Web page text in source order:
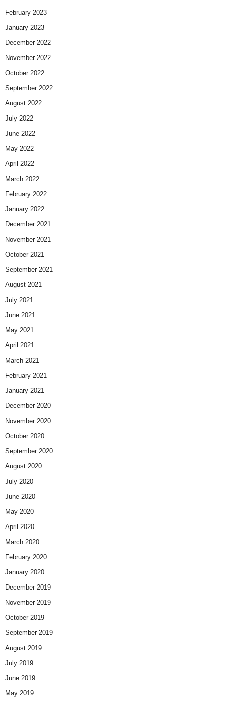
February 2023
January 2023
December 2022
November 2022
October 2022
September 2022
August 2022
July 2022
June 2022
May 2022
April 2022
March 2022
February 2022
January 2022
December 2021
November 2021
October 2021
September 2021
August 2021
July 2021
June 2021
May 2021
April 2021
March 2021
February 2021
January 2021
December 2020
November 2020
October 2020
September 2020
August 2020
July 2020
June 2020
May 2020
April 2020
March 2020
February 2020
January 2020
December 2019
November 2019
October 2019
September 2019
August 2019
July 2019
June 2019
May 2019